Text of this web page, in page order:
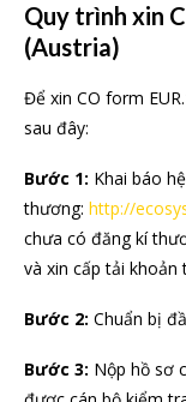
Quy trình xin
(Austria)
Để xin CO form
sau đây:
Bước 1: Khai báo
thương: http://
chưa có đăng kí
và xin cấp tải khoản
Bước 2: Chuẩn bị
Bước 3: Nộp hồ sơ